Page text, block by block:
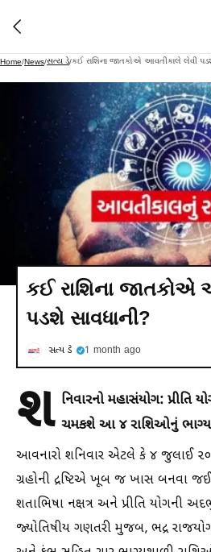
Home/News/સત્ય ડે/કઈ રાશિના જાતકોએ આવતીકાલે લેવી
કઈ રાશિના જાતકોએ
પડશે સાવધાની?
સત્ય ડે 1 month ago
શ નિવારનો મહાસંયોગ: પ્રીતિ
ચમકશે આ ૪ રાશિઓનું
આવનારો શનિવાર એટલે કે ૪ જુલાઈ
ગ્રહોની દ્રષ્ટિએ ખૂબ જ ખાસ બનવા
શતાભિષા નક્ષત્ર અને પ્રીતિ યોગની
જ્યોતિષીય ગણતરી મુજબ, ભદ્ર